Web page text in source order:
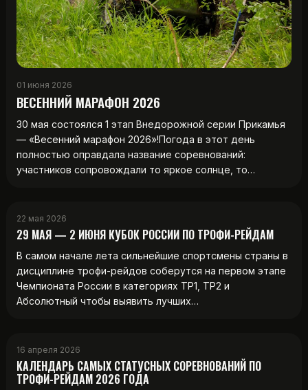
01 июня 2026
ВЕСЕННИЙ МАРАФОН 2026
30 мая состоялся 1 этап Внедорожной серии Прикамья
— «Весенний марафон 2026»!Погода в этот день
полностью оправдала название соревнований:
участников сопровождали то яркое солнце, то…
22 мая 2026
29 МАЯ — 2 ИЮНЯ КУБОК РОССИИ ПО ТРОФИ-РЕЙДАМ
В самом начале лета сильнейшие спортсмены страны в
дисциплине трофи-рейдов соберутся на первом этапе
Чемпионата России в категориях ТР1, ТР2 и
Абсолютный чтобы выявить лучших…
16 апреля 2026
КАЛЕНДАРЬ САМЫХ СТАТУСНЫХ СОРЕВНОВАНИЙ ПО
ТРОФИ-РЕЙДАМ 2026 ГОДА